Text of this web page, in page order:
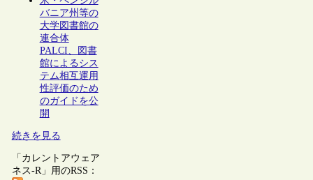
バニア州等の
大学図書館の
連合体
PALCI、図書
館によるシス
テム相互運用
性評価のため
のガイドを公
開
続きを見る
「カレントアウェア
ネス-R」用のRSS：